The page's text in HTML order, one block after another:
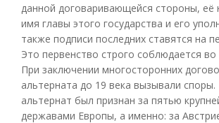
данной договаривающейся стороны, её
имя главы этого государства и его
также подписи последних ставятся на
Это первенство строго соблюдается во
При заключении многосторонних
альтерната до 19 века вызывали споры.
альтернат был признан за пятью
державами Европы, а именно: за